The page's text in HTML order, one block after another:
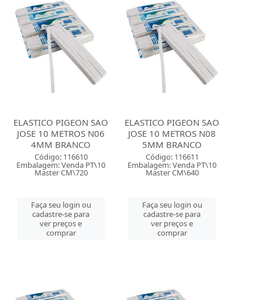
ELASTICO PIGEON SAO
JOSE 10 METROS N06
4MM BRANCO
Código: 116610
Embalagem: Venda PT\10
Master CM\720
Faça seu login ou
cadastre-se para
ver preços e
comprar
ELASTICO PIGEON SAO
JOSE 10 METROS N08
5MM BRANCO
Código: 116611
Embalagem: Venda PT\10
Master CM\640
Faça seu login ou
cadastre-se para
ver preços e
comprar